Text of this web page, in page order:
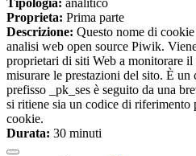
Tipologia: analitico
Proprieta: Prima parte
Descrizione: Questo nome di
analisi web open source Piwik.
proprietari di siti Web a monitorare
misurare le prestazioni del sito. È
prefisso _pk_ses è seguito da una
si ritiene sia un codice di
cookie.
Durata: 30 minuti